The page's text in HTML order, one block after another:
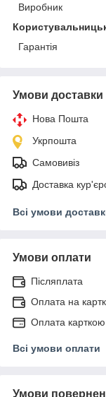
Виробник
Гарантія
Умови доставки
Нова Пошта
Укрпошта
Самовивіз
Доставка
Всі умови
Умови оплати
Післяплата
Оплата на
Оплата
Всі умови оплати
Умови